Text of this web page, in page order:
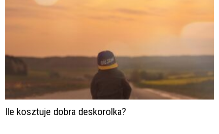
Ile kosztuje dobra deskorolka?